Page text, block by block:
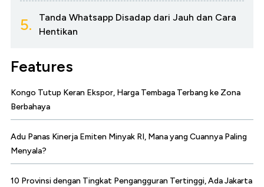
5.
Tanda Whatsapp Disadap dari Jauh dan Cara
Hentikan
Features
Kongo Tutup Keran Ekspor, Harga Tembaga Terbang ke Zona
Berbahaya
Adu Panas Kinerja Emiten Minyak RI, Mana yang Cuannya Paling
Menyala?
10 Provinsi dengan Tingkat Pengangguran Tertinggi, Ada Jakarta